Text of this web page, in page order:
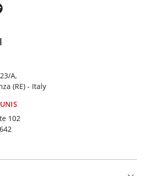
A,
(RE) - Italy
102